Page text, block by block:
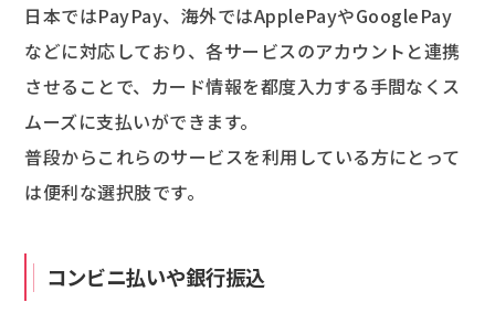
日本ではPayPay、海外ではApplePayやGooglePay
などに対応しており、各サービスのアカウントと連携
させることで、カード情報を都度入力する手間なくス
ムーズに支払いができます。
普段からこれらのサービスを利用している方にとって
は便利な選択肢です。
コンビニ払いや銀行振込